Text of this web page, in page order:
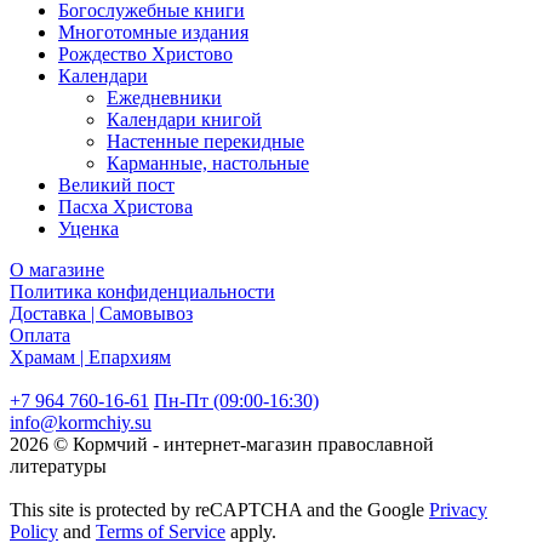
Богослужебные книги
Многотомные издания
Рождество Христово
Календари
Ежедневники
Календари книгой
Настенные перекидные
Карманные, настольные
Великий пост
Пасха Христова
Уценка
О магазине
Политика конфиденциальности
Доставка | Самовывоз
Оплата
Храмам | Епархиям
+7 964 760-16-61 Пн-Пт (09:00-16:30)
info@kormchiy.su
2026 © Кормчий - интернет-магазин православной
литературы
This site is protected by reCAPTCHA and the Google Privacy
Policy and Terms of Service apply.